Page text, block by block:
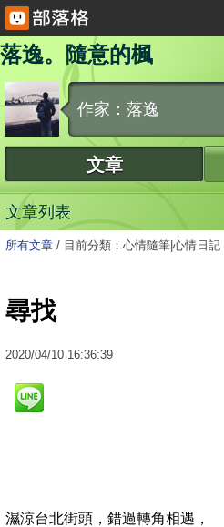
落逸。隨意的楓
作家：落逸
文章
文章列表
所有文章 / 目前分類：心情隨筆|心情日記
尋找
2020/04/10 16:36:39
濕涼台北街頭，錯過轉角相遇，